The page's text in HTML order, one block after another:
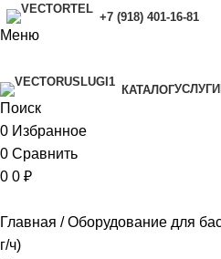
+7 (918) 401-16-81
Меню
КАТАЛОГУСЛУГИ
Поиск
0 Избранное
0 Сравнить
0 0 ₽
Главная Оборудование для
г/ч)